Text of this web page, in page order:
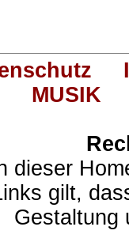
MUSIK
dieser
gilt,
Gestaltung